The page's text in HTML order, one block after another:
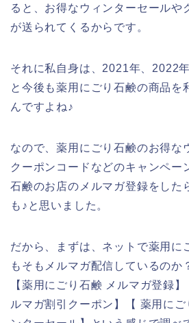
ると、お得なウィンターセールや
が送られてくるからです。
それに私自身は、2021年、2022
と今後も薬用にごり石鹸の商品を
んですよね♪
なので、薬用にごり石鹸のお得な
クーポンコードなどのキャンペー
石鹸のお店のメルマガ登録をした
も♪と思いました。
だから、まずは、ネットで薬用に
もそもメルマガ配信しているのか
【薬用にごり石鹸 メルマガ登録
ルマガ割引クーポン】【 薬用に